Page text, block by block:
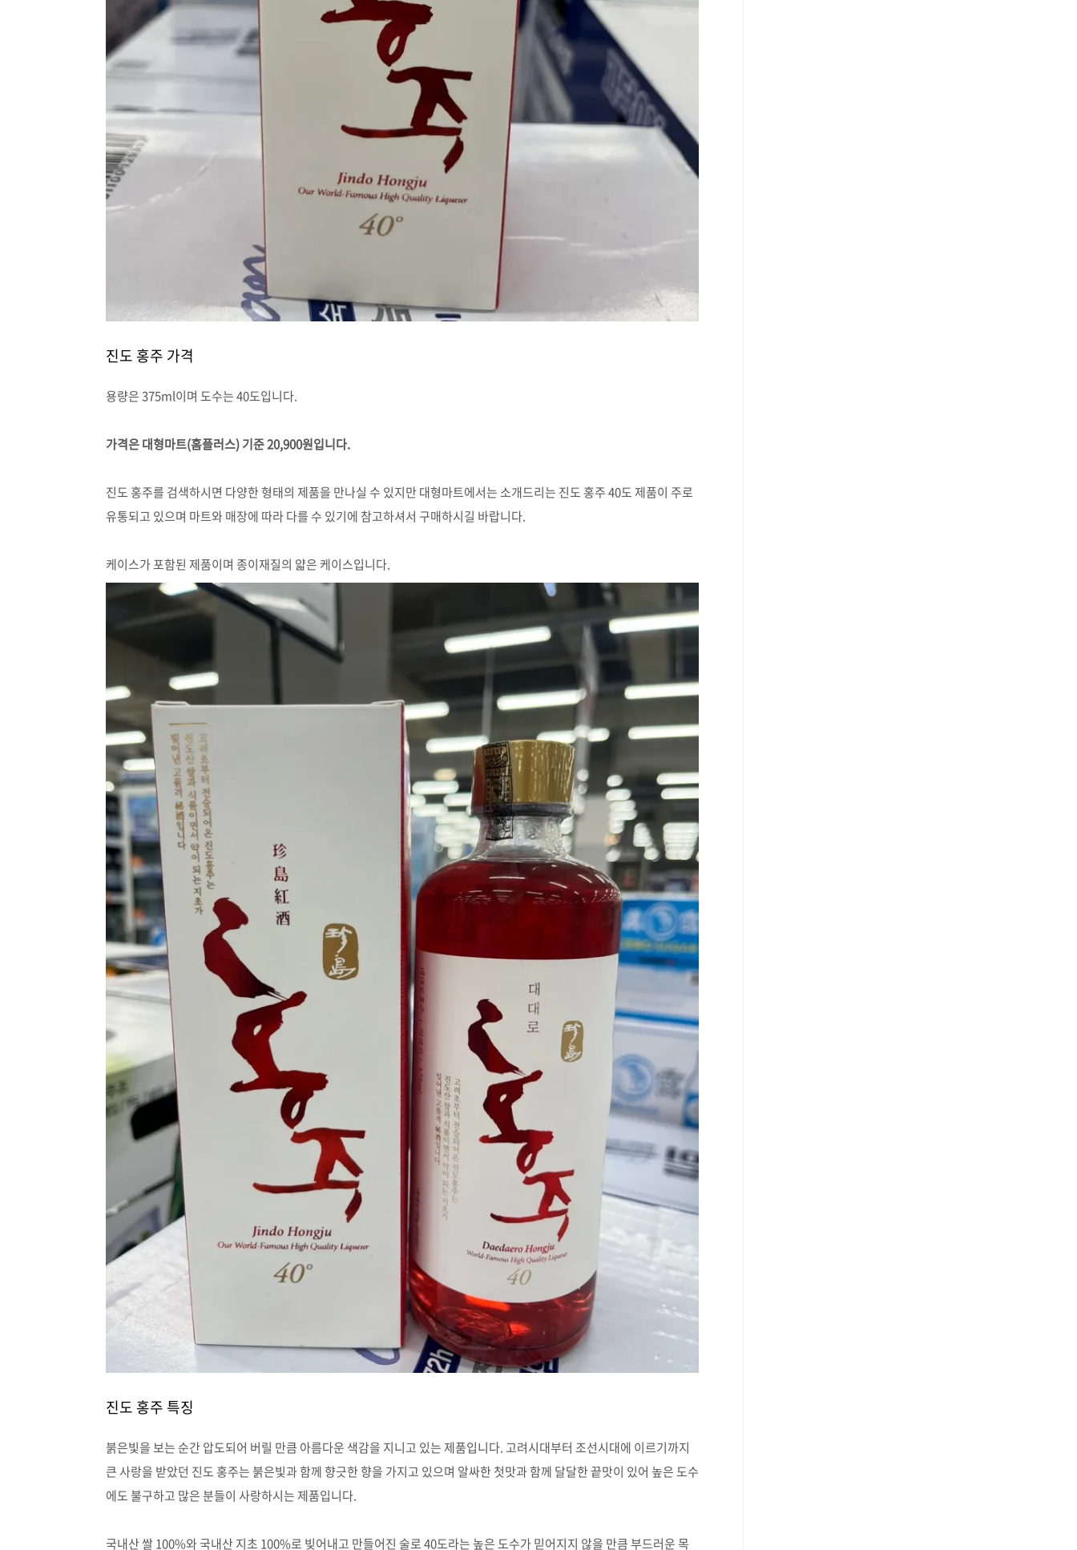
진도 홍주 가격
용량은 375ml이며 도수는 40도입니다.
가격은 대형마트(홈플러스) 기준 20,900원입니다.
진도 홍주를 검색하시면 다양한 형태의 제품을 만나실 수 있지만 대형마트에서는 소개드리는 진도 홍주 40도 제품이 주로
유통되고 있으며 마트와 매장에 따라 다를 수 있기에 참고하셔서 구매하시길 바랍니다.
케이스가 포함된 제품이며 종이재질의 얇은 케이스입니다.
진도 홍주 특징
붉은빛을 보는 순간 압도되어 버릴 만큼 아름다운 색감을 지니고 있는 제품입니다. 고려시대부터 조선시대에 이르기까지
큰 사랑을 받았던 진도 홍주는 붉은빛과 함께 향긋한 향을 가지고 있으며 알싸한 첫맛과 함께 달달한 끝맛이 있어 높은 도수
에도 불구하고 많은 분들이 사랑하시는 제품입니다.
국내산 쌀 100%와 국내산 지초 100%로 빚어내고 만들어진 술로 40도라는 높은 도수가 믿어지지 않을 만큼 부드러운 목